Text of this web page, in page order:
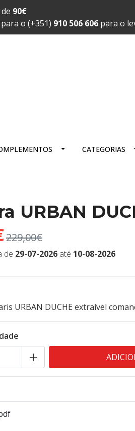
90€
o (+351) 910 506 606 para o
CATEGORIAS
URBAN
229,00€
de 29-07-2026 até 10-08-2026
URBAN DUCHE extraível
+